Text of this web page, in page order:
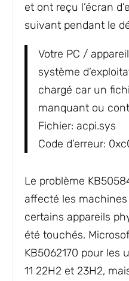
et ont reçu l’écran
suivant pendant le
Votre PC /
système
chargé car un
manquant ou
Fichier: acpi.sys
Code d’erreur:
Le problème
affecté les
certains appareils
été touchés.
KB5062170 pour les
11 22H2 et 23H2,